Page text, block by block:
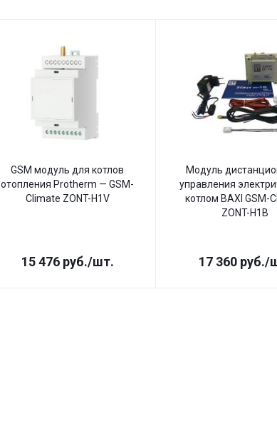
GSM модуль для котлов
отопления Protherm — GSM-
Climate ZONT-H1V
15 476руб./шт.
Модуль
управления
котлом BAXI GSM-
ZONT-H1B
17 360руб./